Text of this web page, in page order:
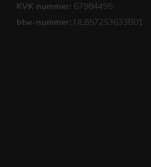
KVK nummer: 67984495
btw-nummer: NL857253633B01